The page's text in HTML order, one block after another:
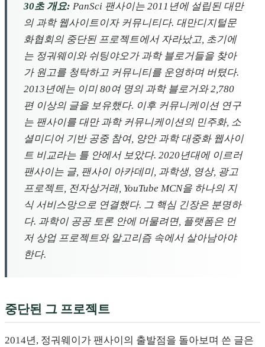
30초 개요: PanSci 팬사이는 2011년에 설립된 대만
의 과학 웹사이트이자 커뮤니티다. 대만디지털문
화협회의 중단된 프로젝트에서 자라났고, 초기에
는 정궈웨이와 쉬팅야오가 과학 블로거들을 찾아
가 원고를 청탁하고 커뮤니티를 운영하며 버텼다.
2013년에는 이미 80여 명의 과학 블로거와 2,780
편 이상의 글을 보유했다. 이후 커뮤니케이션 연구
는 팬사이를 대만 과학 커뮤니케이션의 민주화, 소
셜미디어 기반 공중 참여, 양안 과학 대중화 웹사이
트 비교라는 틀 안에서 보았다. 2020년대에 이르러
팬사이는 글, 팬사이 아카데미, 과학생, 영상, 광고
프로젝트, 전자상거래, YouTube MCN을 하나의 지
식 서비스망으로 연결했다. 그 핵심 긴장은 분명하
다. 과학이 공공 토론 안에 머물려면, 플랫폼은 먼
저 상업 프로젝트와 알고리즘 속에서 살아남아야
한다.
중단된 그 프로젝트
2014년, 정궈웨이가 팬사이의 출발점을 돌아보며 쓴 글은